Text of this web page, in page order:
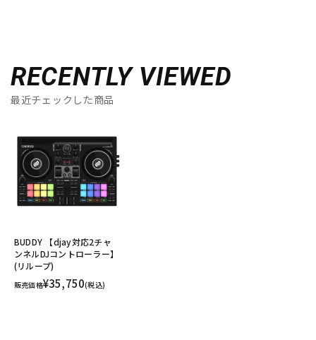
RECENTLY VIEWED
最近チェックした商品
BUDDY 【djay対応2チャ
ンネルDJコントローラー】
(リループ)
販売価格¥35,750(税込)